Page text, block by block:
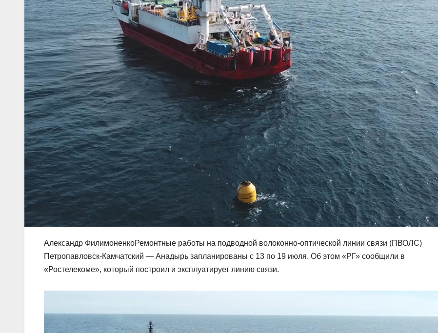
Александр ФилимоненкоРемонтные работы на подводной волоконно-оптической линии связи (ПВОЛС)
Петропавловск-Камчатский — Анадырь запланированы с 13 по 19 июля. Об этом «РГ» сообщили в
«Ростелекоме», который построил и эксплуатирует линию связи.